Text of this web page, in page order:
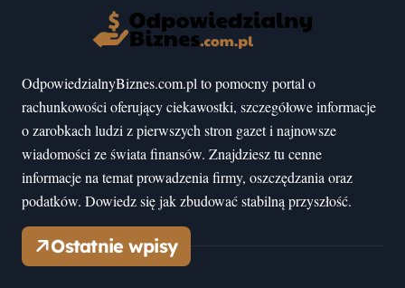
OdpowiedzialnyBiznes.com.pl to pomocny portal o
rachunkowości oferujący ciekawostki, szczegółowe informacje
o zarobkach ludzi z pierwszych stron gazet i najnowsze
wiadomości ze świata finansów. Znajdziesz tu cenne
informacje na temat prowadzenia firmy, oszczędzania oraz
podatków. Dowiedz się jak zbudować stabilną przyszłość.
Ostatnie wpisy